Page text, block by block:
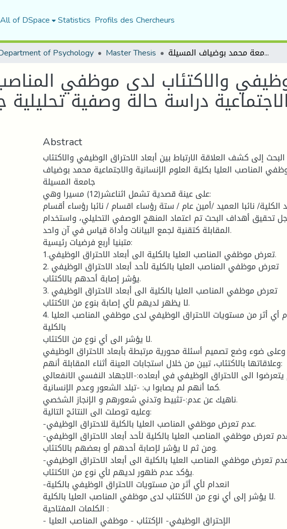
All of DSpace Statistics Profils des Chercheurs
of Psychology Master Thesis الاحتراق الوظيفي والاكتئاب لدى موظفي المناصب العليا بكلية العلوم الإنسانية والاجتماعية دراسة حالة وصفية تحليلية جامعة محمد بوضياف المسيلة
والاكتئاب لدى موظفي المناصب
دراسة حالة وصفية
Abstract
إلى كشف العلاقة الارتباط بين أبعاد الاحتراق الوظيفي والاكتئاب
المناصب العليا بكلية العلوم الإنسانية والاجتماعية محمد بوضياف
جامعة المسيلة
على عينة قصدية تشمل اثناعشر(12) مسيرا وهي:
الكلية/ نائبا العميد /أمين عام / ستة رؤساء اقسام / نائبا رؤساء أقسام.
تحقيق أهداف البحث تم اعتماد المنهج الوصفي التحليلي، واستخدام
المقابلة كتقنية لجمع البيانات وأداة قياس في آن واحد.
متبنيا أربع فرضيات رئيسية:
1.تعرض موظفي المناصب العليا بالكلية الى أبعاد الاحتراق الوظيفي.
2. تعرض موظفي المناصب العليا بالكلية لأحد أبعاد الاحتراق الوظيفي
يؤشر إصابة أحدهم بالاكتئاب.
3. تعرض موظفي المناصب العليا بالكلية الى أبعاد الاحتراق الوظيفي
لا يظهر لديهم لأي إصابة بنوع من الاكتئاب.
4. انعدام أي أثر من مستويات الاحتراق الوظيفي لدى موظفي المناصب العليا
بالكلية
لا يؤشر الى أي نوع من الاكتئاب.
وعلى ضوء وضع تصميم أسئلة محورية مرتبطة بأبعاد الاحتراق الوظيفي
وعلاقاتها بالاكتئاب، تبين من خلال استجابات العينة أثناء المقابلة أنهم:
يتعرضوا الى الاحتراق الوظيفي في أبعاده:-الاجهاد النفسي الانفعالي.
كما أنهم لم يصابوا ب: -تبلد الشعور وعدم الإنسانية.
ناهيك عن عدم:-تثبيط وتدني شعورهم و الإنجاز الشخصي.
وعليه توصلت الى النتائج التالية:
-عدم تعرض موظفي المناصب العليا بالكلية للاحتراق الوظيفي.
-عدم تعرض موظفي المناصب العليا بالكلية لأحد أبعاد الاحتراق الوظيفي
ومن ثم لا يؤشر لإصابة أحدهم أو بعضهم بالاكتئاب.
-عدم تعرض موظفي المناصب العليا بالكلية الى أبعاد الاحتراق الوظيفي
يؤكد عدم ظهور لديهم لأي نوع من الاكتئاب.
-انعدام لأي أثر من مستويات الاحتراق الوظيفي بالكلية
لا يؤشر إلى أي نوع من الاكتئاب لدى موظفي المناصب العليا بالكلية.
الكلمات المفتاحية :
- الإحتراق الوظيفي- الإكتئاب - موظفي المناصب العليا